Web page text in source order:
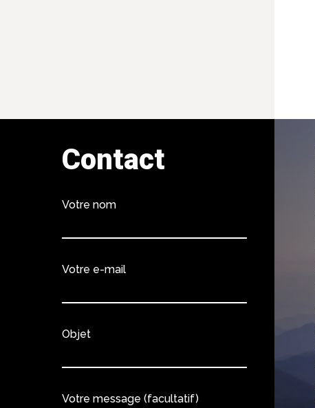
Contact
Votre nom
Votre e-mail
Objet
Votre message (facultatif)